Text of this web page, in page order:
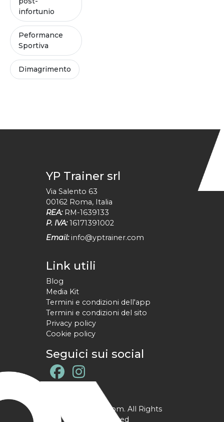
infortunio
Peformance
Sportiva
Dimagrimento
YP Trainer srl
Via Salento 63
00162 Roma, Italia
REA: RM-1639133
P. IVA: 16171391002
Email: info@yptrainer.com
Link utili
Blog
Media Kit
Termini e condizioni dell'app
Termini e condizioni del sito
Privacy policy
Cookie policy
Seguici sui social
@ YPtrainer.com. All Rights
Reserved